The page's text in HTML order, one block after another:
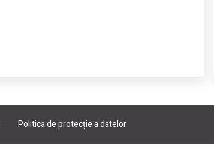
Politica de protecție a datelor